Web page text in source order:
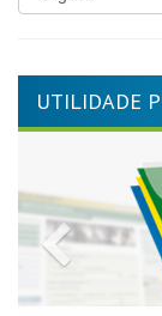
UTILIDADE